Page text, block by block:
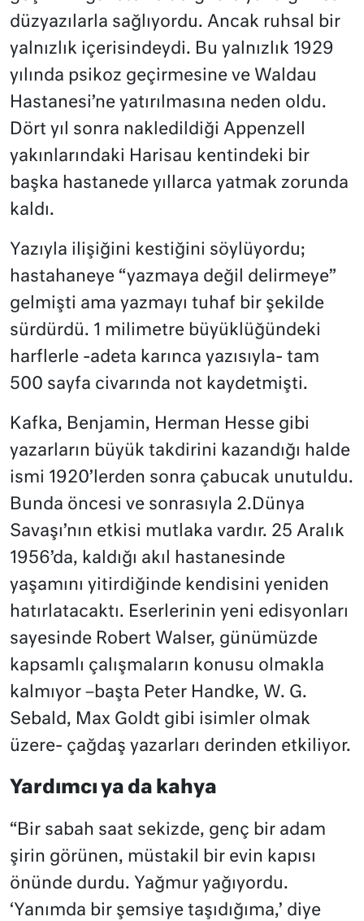
düzyazılarla sağlıyordu. Ancak ruhsal bir
yalnızlık içerisindeydi. Bu yalnızlık 1929
yılında psikoz geçirmesine ve Waldau
Hastanesi’ne yatırılmasına neden oldu.
Dört yıl sonra nakledildiği Appenzell
yakınlarındaki Harisau kentindeki bir
başka hastanede yıllarca yatmak zorunda
kaldı.
Yazıyla ilişiğini kestiğini söylüyordu;
hastahaneye “yazmaya değil delirmeye”
gelmişti ama yazmayı tuhaf bir şekilde
sürdürdü. 1 milimetre büyüklüğündeki
harflerle -adeta karınca yazısıyla- tam
500 sayfa civarında not kaydetmişti.
Kafka, Benjamin, Herman Hesse gibi
yazarların büyük takdirini kazandığı halde
ismi 1920’lerden sonra çabucak unutuldu.
Bunda öncesi ve sonrasıyla 2.Dünya
Savaşı’nın etkisi mutlaka vardır. 25 Aralık
1956’da, kaldığı akıl hastanesinde
yaşamını yitirdiğinde kendisini yeniden
hatırlatacaktı. Eserlerinin yeni edisyonları
sayesinde Robert Walser, günümüzde
kapsamlı çalışmaların konusu olmakla
kalmıyor –başta Peter Handke, W. G.
Sebald, Max Goldt gibi isimler olmak
üzere- çağdaş yazarları derinden etkiliyor.
Yardımcı ya da kahya
“Bir sabah saat sekizde, genç bir adam
şirin görünen, müstakil bir evin kapısı
önünde durdu. Yağmur yağıyordu.
‘Yanımda bir şemsiye taşıdığıma,’ diye